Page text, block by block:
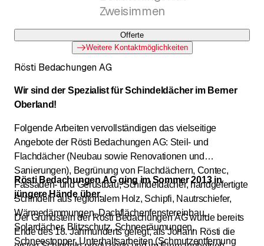
Zweisimmen
Offerte
Weitere Kontaktmöglichkeiten
Rösti Bedachungen AG
Wir sind der Spezialist für Schindeldächer im Berner
Oberland!
Folgende Arbeiten vervollständigen das vielseitige
Angebote der Rösti Bedachungen AG: Steil- und
Flachdächer (Neubau sowie Renovationen und
Sanierungen), Begrünung von Flachdächern, Contec,
Fassaden- und Gerüstbau, Schindeldächer, handgefertigte
Schindeln aus regionalem Holz, Schipfi, Nautrschiefer,
Wärmedämmungen, Dachflächenfenstereinbau,
Solardächer, Blitzschutz, Schneeräumungen,
Schneestopper, Unterhaltsarbeiten (Schmutzentfernung
Rösti Bedachungen AG ging im Sommer 2013 in
jüngere Hände über.
Der Grundstein der Rösti Bedachungen AG wurde bereits
Ende des 18. Jahrhunderts gelegt, als Johann Rösti die